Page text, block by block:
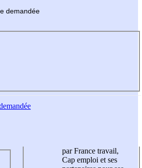
demandée
par France travail,
Cap emploi et ses